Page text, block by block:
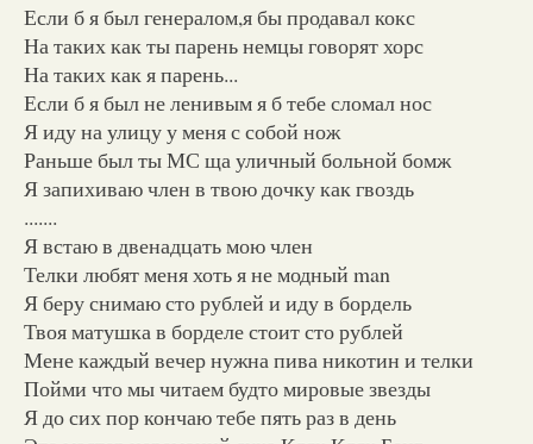
Если б я был генералом,я бы продавал кокс
На таких как ты парень немцы говорят хорс
На таких как я парень...
Если б я был не ленивым я б тебе сломал нос
Я иду на улицу у меня с собой нож
Раньше был ты МС ща уличный больной бомж
Я запихиваю член в твою дочку как гвоздь
.......
Я встаю в двенадцать мою член
Телки любят меня хоть я не модный man
Я беру снимаю сто рублей и иду в бордель
Твоя матушка в борделе стоит сто рублей
Мене каждый вечер нужна пива никотин и телки
Пойми что мы читаем будто мировые звезды
Я до сих пор кончаю тебе пять раз в день